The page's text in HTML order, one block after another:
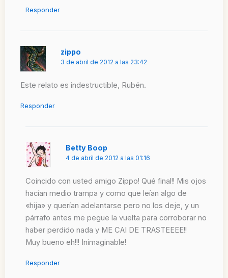
Responder
zippo
3 de abril de 2012 a las 23:42
Este relato es indestructible, Rubén.
Responder
Betty Boop
4 de abril de 2012 a las 01:16
Coincido con usted amigo Zippo! Qué final!! Mis ojos
hacían medio trampa y como que leían algo de
«hija» y querían adelantarse pero no los deje, y un
párrafo antes me pegue la vuelta para corroborar no
haber perdido nada y ME CAI DE TRASTEEEE!!
Muy bueno eh!!! Inimaginable!
Responder